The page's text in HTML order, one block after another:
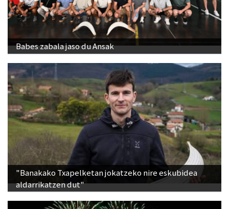
Babes zabala jaso du Ansak
"Banakako Txapelketan jokatzeko nire eskubidea
aldarrikatzen dut"